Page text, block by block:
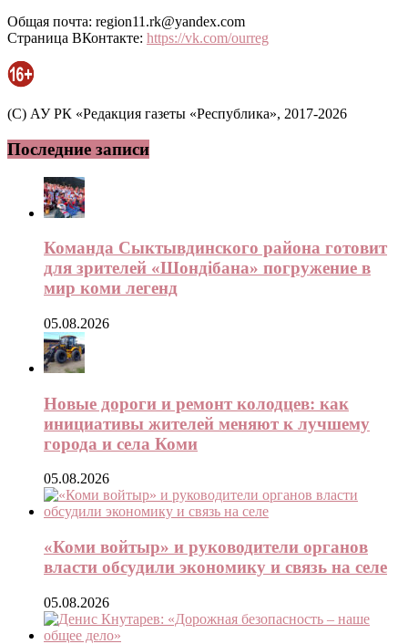
Общая почта: region11.rk@yandex.com
Страница ВКонтакте: https://vk.com/ourreg
(C) АУ РК «Редакция газеты «Республика», 2017-2026
Последние записи
Команда Сыктывдинского района готовит
для зрителей «Шондібана» погружение в
мир коми легенд
05.08.2026
Новые дороги и ремонт колодцев: как
инициативы жителей меняют к лучшему
города и села Коми
05.08.2026
«Коми войтыр» и руководители органов
власти обсудили экономику и связь на селе
05.08.2026